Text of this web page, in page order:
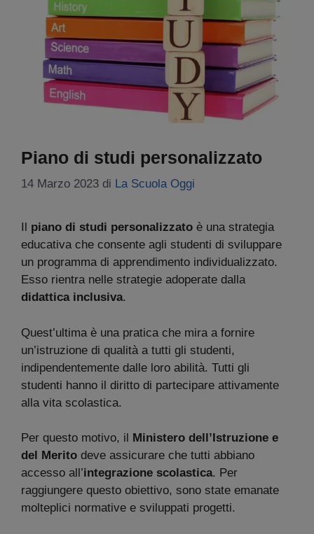
Piano di studi personalizzato
14 Marzo 2023 di La Scuola Oggi
piano di studi personalizzato è una strategia
educativa che consente agli studenti di sviluppare
un programma di apprendimento individualizzato.
Esso rientra nelle strategie adoperate dalla
didattica inclusiva.
Quest’ultima è una pratica che mira a fornire
un’istruzione di qualità a tutti gli studenti,
indipendentemente dalle loro abilità. Tutti gli
studenti hanno il diritto di partecipare attivamente
alla vita scolastica.
Per questo motivo, il
Ministero dell’Istruzione e
del Merito deve assicurare che tutti abbiano
accesso all’integrazione scolastica. Per
raggiungere questo obiettivo, sono state emanate
molteplici normative e sviluppati progetti.